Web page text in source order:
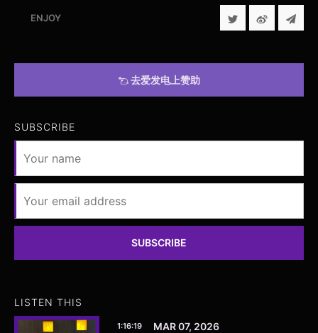
ENJOY
去爱发电上赞助
SUBSCRIBE
SUBSCRIBE
LISTEN THIS
1:16:19 MAR 07, 2026